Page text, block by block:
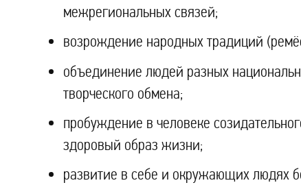
межрегиональных связей;
возрождение народных традиций
объединение людей разных
творческого обмена;
пробуждение в человеке
здоровый образ жизни;
развитие в себе и окружающих людях